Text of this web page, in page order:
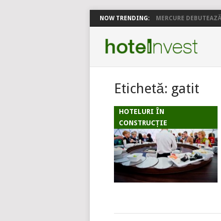
NOW TRENDING: MERCURE
Etichetă: gatit
HOTELURI ÎN
CONSTRUCȚIE